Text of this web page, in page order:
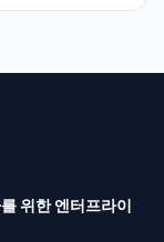
위한 엔터프라이